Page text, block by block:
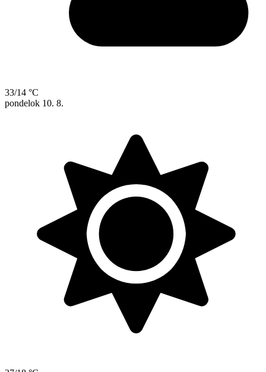
33/14 °C
pondelok 10. 8.